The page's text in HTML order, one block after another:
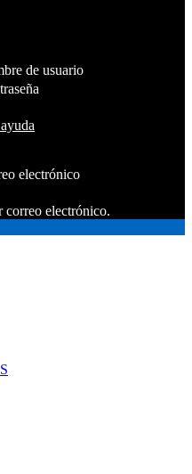
de usuario
electrónico
correo electrónico.